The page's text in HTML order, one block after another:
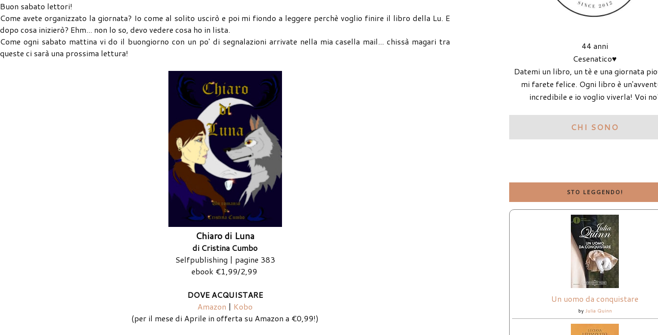
Buon sabato lettori!
Come avete organizzato la giornata? Io come al solito uscirò e poi mi fiondo a leggere perchè voglio finire il libro della Lu. E
dopo cosa inizierò? Ehm... non lo so, devo vedere cosa ho in lista.
Come ogni sabato mattina vi do il buongiorno con un po' di segnalazioni arrivate nella mia casella mail... chissà magari tra
queste ci sarà una prossima lettura!
Chiaro di Luna
di Cristina Cumbo
Selfpublishing | pagine 383
ebook €1,99/2,99
DOVE ACQUISTARE
Amazon | Kobo
(per il mese di Aprile in offerta su Amazon a €0,99!)
44 anni
Cesenatico♥
Datemi un libro, un tè e una giornata
mi farete felice. Ogni libro è
incredibile e io voglio viverla! Voi
CHI SONO
STO LEGGENDO!
Un uomo da conquistare
by Julia Quinn